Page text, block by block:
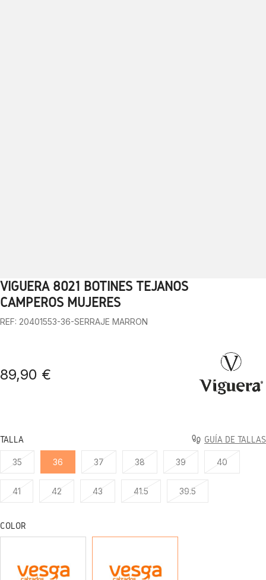
1 2 3 4 5 6 7 8
VIGUERA 8021 BOTINES TEJANOS
CAMPEROS MUJERES
REF: 20401553-36-SERRAJE MARRON
89,90 €
TALLA GUÍA DE TALLAS
35 36 37 38 39 40
41 42 43 41.5 39.5
COLOR